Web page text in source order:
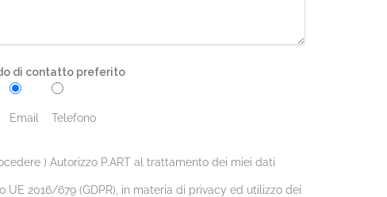
di contatto preferito
Email Telefono
) Autorizzo P.ART al trattamento dei miei dati
2016/679 (GDPR), in materia di privacy ed utilizzo dei